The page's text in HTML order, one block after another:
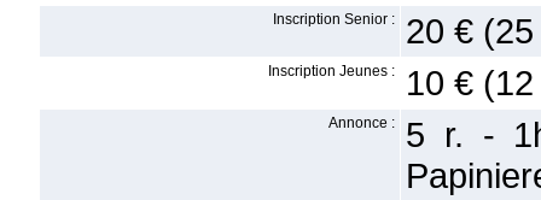
Inscription Senior : 20 €
Inscription Jeunes : 10 €
Annonce :
5 r. -